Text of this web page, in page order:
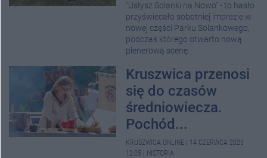
"Usłysz Solanki na Nowo" - to hasło
przyświecało sobotniej imprezie w
nowej części Parku Solankowego,
podczas którego otwarto nową
plenerową scenę.
Kruszwica przenosi
się do czasów
średniowiecza.
Pochód...
KRUSZWICA.ONLINE
14 CZERWCA 2025
12:05
HISTORIA